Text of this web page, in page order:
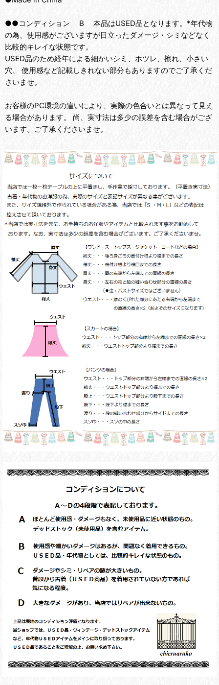
●●コンディション B 本品はUSED品となります。*年代物
の為、使用感がございますが目立ったダメージ・シミなどなく
比較的キレイな状態です。
USED品のため経年による細かいシミ、ホツレ、擦れ、小さい
穴、 使用感など記載しきれない部分もありますのでご了承くだ
さいませ。
お客様のPC環境の違いにより、実際の色合いとは異なって見え
る場合があります。 尚、実寸法は多少の誤差を含む場合がござ
います。ご了承くださいませ。